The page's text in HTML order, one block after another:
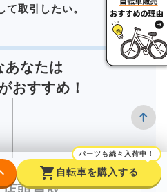
て取引したい。
あなたは
おすすめ！
shopping_cart
パーツも続々入荷中！
自転車を購入する